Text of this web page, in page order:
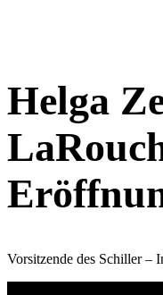
Helga
Vorsitzende des Schiller –